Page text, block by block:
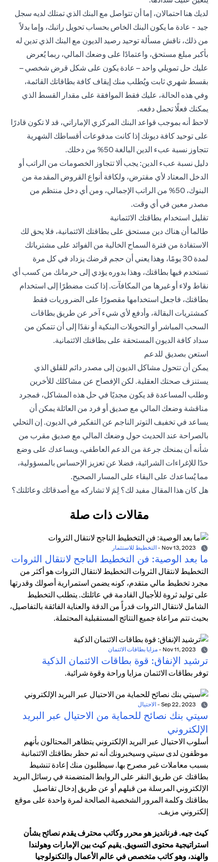
لديك هنا احتمالان، إما أن تتواصل مع البنك الذي تمتلك لديه سجل
جيد - عادة ما يكون البنك الخاص بحساب تحويل راتبك، وإما بدلاً
من ذلك، ناقش مسألة توحيد رصيد الديون مع البنك الذي تدين له
بأكبر مبلغ مستحق، واعتمادًا على وضعك المالي، ربما يُعرض
عليك حل تمويلي واحد – عادة يكون على شكل قرض شخصي –
بقسط شهري ثابت ويُطلب منك إيقاف كافة بطاقاتك القائمة،
وفي هذه الحالة، عليك فقط الموافقة على مقدار القسط الذي
يمكنك فعلًا تحمل دفعه.
لاحظ أنه بموجب قواعد البنك المركزي الإماراتي، قد لا تكون قادرًا
على توحيد كافة ديونك إذا كانت مدفوعات أقساطك الشهرية
تتجاوز نسبة عبء الدين البالغة 50% من دخلك.
دليل نسبة عبء الدين: يجب ألا تتجاوز الخصومات من الراتب أو
الدخل المعتاد لأي مقترض، ولكافة أنواع القروض المقدمة من
البنوك، 50% من الراتب الإجمالي، ومن أي دخل منتظم من
مصدر معين في أي وقت.
تقليل استخدام بطاقتك الائتمانية
طالما أن هناك دين مستحق على بطاقتك الائتمانية، فلا يحق لك
الاستفادة من فترة السماح الخالية من الفوائد على مشترياتك
لمدة 30 يومًا، وهذا يعني أن حجم قرضك يزداد في كل مرة
تستخدم فيها بطاقتك، وهذا بدوره يؤدي إلى حرمانك من كسب أي
نقاط ولاء أو غيرها من المكافآت. إذا كنت مضطرًا إلى استخدام
بطاقتك، فاجعل استخدامها مقصورًا على الضروريات فقط
كمشتريات البقالة، وأدفع لأي شيء آخر عن طريق بطاقات
السحب المباشر أو التحويلات البنكية أو نقدًا إلى أن تتمكن من
سداد كافة الديون المستحقة على بطاقتك الائتمانية.
استعن بصديق للدعم
يمكن أن تتحول مشاكل الديون إلى مصدر دائم للقلق الذي
يستنزف صحتك العقلية. لكن الإفصاح عن مشاكلك للأخرين
وطلب المساعدة قد يكون مجديًا في حل هذه المشاكل، فمجرد
مناقشة وضعك المالي مع صديق أو فرد من العائلة يمكن أن
يساعد في تخفيف التوتر الناجم عن التفكير في الديون. إن التحلي
بالصراحة عند الحديث حول وضعك المالي مع صديق مقرب من
شأنه أن يمنحك جرعة من الدعم العاطفي، ويساعدك على وضع
حدًا للإغراءات الشرائية، فضلا عن تعزيز الإحساس بالمسؤولية،
مما يُساعدك على البقاء على المسار الصحيح.
هل كان هذا المقال مفيد لك؟ لِمَ لا تشاركه مع أصدقائك وعائلتك؟
مقالات ذات صلة
- التخطيط للاستثمار
ما بعد الوصية: فن التخطيط الناجح لانتقال الثروات
التخطيط لانتقال الثروات التخطيط لانتقال الثروات هو أكثر من
مجرد تخطيط مالي متقدم، كونه يضمن استمرارية أصولك وقدرتها
على توليد ثروة للأجيال القادمة في عائلتك. يتطلب التخطيط
الشامل لانتقال الثروات قدراً من الدقة والعناية الفائقة بالتفاصيل،
بحيث تتم مراعاة جميع النتائج المستقبلية المحتملة.
- مزايا بطاقات الائتمان
ترشيد الإنفاق: قوة بطاقات الائتمان الذكية
توفر بطاقات الائتمان مزايا وراحة وقوة شرائية.
- الاحتيال
سيتي بنك نصائح للحماية من الاحتيال عبر البريد
الإلكتروني
أسلوب الاحتيال عبر البريد الإلكتروني يتظاهر المحتالون بأنهم
موظفون لدى سيتي وسيخبرونك أنه تم حظر بطاقتك الائتمانية
بسبب معاملات غير مصرح بها. سيطلبون منك إعادة تنشيط
بطاقتك عن طريق النقر على الروابط المتضمنة في رسائل البريد
الإلكتروني المرسلة من قبلهم أو عن طريق إدخال تفاصيل
بطاقتك وكلمة المرور الشخصية الصالحة لمرة واحدة على موقع
إلكتروني مزيف.
كيث جيه. فرنانديز هو محرر وكاتب محترف يقدم نصائح بشأن
استراتيجية محتوى التسويق. يقيم كيث بين الإمارات وهولندا
والهند، وهو كاتب متخصص في عالم الأعمال والتكنولوجيا